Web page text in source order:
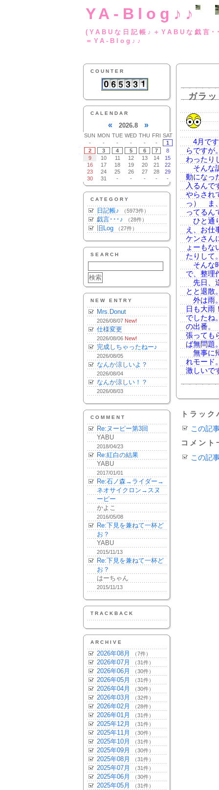
YA-Blog♪♪
(YABUな日記帳♪
＝YA-Blog♪♪
COUNTER
CALENDAR
« 2026.8 »
SUN MON TUE WED THU FRI SAT
-
- - - - -
1
2
3 4 5 6 7
8
9
10 11 12 13 14
15
16
17 18 19 20 21
22
23
24 25 26 27 28
29
30
31 - - - - -
CATEGORY
日記帳♪ （5973件）
戯言･･･♪ （28件）
旧Log （27件）
SEARCH
NEW ENTRY
Mrs.Donut
2026/08/07 New!
仕様変更
2026/08/06 New!
完成しちゃったねー♪
2026/08/05
なんか涼しいよ？
2026/08/04
なんか涼しい！？
2026/08/03
COMMENT
Re:ヌーピー第3回
YABU
2018/04/23
Re:紅白の結果
YABU
2017/01/01
Re:石ノ森→ライダー→
ネオサイクロン→スヌ
ーピー
かよこ
2016/05/08
Re:下見を兼ねて一杯ど
お？
YABU
2015/11/13
Re:下見を兼ねて一杯ど
お？
はーちゃん
2015/11/13
TRACKBACK
ARCHIVE
2026年08月 （7件）
2026年07月 （31件）
2026年06月 （30件）
2026年05月 （31件）
2026年04月 （30件）
2026年03月 （32件）
2026年02月 （28件）
2026年01月 （31件）
2025年12月 （31件）
2025年11月 （30件）
2025年10月 （31件）
2025年09月 （30件）
2025年08月 （31件）
2025年07月 （31件）
2025年06月 （30件）
2025年05月 （31件）
ガラ
4月です
らですが
わったり
そんな
動になっ
入るんで
やらされ
っ） ま
ってるん
ひと通
え、お仕
ケンさん
ょーもな
たりして
そんな
で、整理
先日、
とと退散
外は雨
日も大雨
でしたね
の出番。
張っても
ば無問題
無事に
れモード
激しいで
トラッ
この記
コメント
この記